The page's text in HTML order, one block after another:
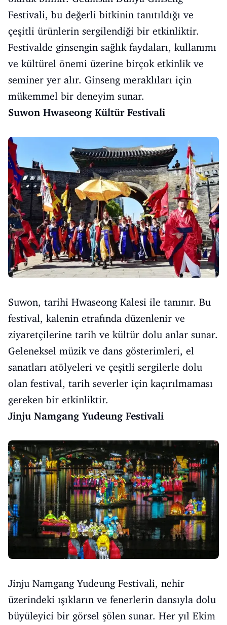
Festivali, bu değerli bitkinin tanıtıldığı ve
çeşitli ürünlerin sergilendiği bir etkinliktir.
Festivalde ginsengin sağlık faydaları, kullanımı
ve kültürel önemi üzerine birçok etkinlik ve
seminer yer alır. Ginseng meraklıları için
mükemmel bir deneyim sunar.
Suwon Hwaseong Kültür Festivali
Suwon, tarihi Hwaseong Kalesi ile tanınır. Bu
festival, kalenin etrafında düzenlenir ve
ziyaretçilerine tarih ve kültür dolu anlar sunar.
Geleneksel müzik ve dans gösterimleri, el
sanatları atölyeleri ve çeşitli sergilerle dolu
olan festival, tarih severler için kaçırılmaması
gereken bir etkinliktir.
Jinju Namgang Yudeung Festivali
Jinju Namgang Yudeung Festivali, nehir
üzerindeki ışıkların ve fenerlerin dansıyla dolu
büyüleyici bir görsel şölen sunar. Her yıl Ekim